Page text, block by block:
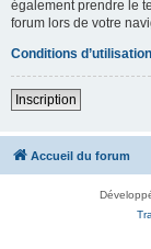
également prendre le
forum lors de votre
Conditions d’utilisation
Inscription
Accueil du forum